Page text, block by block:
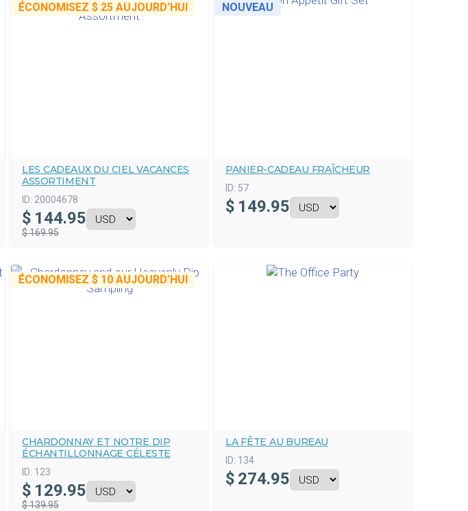
ÉCONOMISEZ $ 25 AUJOURD’HUI
LES CADEAUX DU CIEL VACANCES
ASSORTIMENT
ID: 20004678
$ 144.95
$ 169.95
NOUVEAU
PANIER-CADEAU FRAÎCHEUR
ID: 57
$ 149.95
ÉCONOMISEZ $ 10 AUJOURD’HUI
CHARDONNAY ET NOTRE DIP
ÉCHANTILLONNAGE CÉLESTE
ID: 123
$ 129.95
$ 139.95
LA FÊTE AU BUREAU
ID: 134
$ 274.95